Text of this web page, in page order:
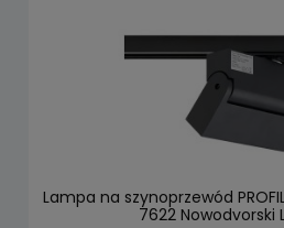
Lampa na szynoprzewód
7622 Nowodvorski